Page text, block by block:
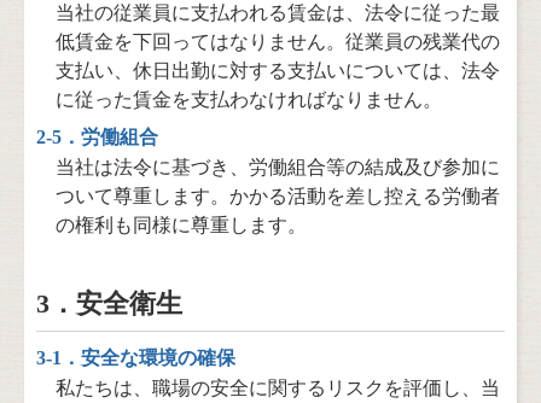
当社の従業員に支払われる賃金は、法令に従った最
低賃金を下回ってはなりません。従業員の残業代の
支払い、休日出勤に対する支払いについては、法令
に従った賃金を支払わなければなりません。
2-5．労働組合
当社は法令に基づき、労働組合等の結成及び参加に
ついて尊重します。かかる活動を差し控える労働者
の権利も同様に尊重します。
3．安全衛生
3-1．安全な環境の確保
私たちは、職場の安全に関するリスクを評価し、当